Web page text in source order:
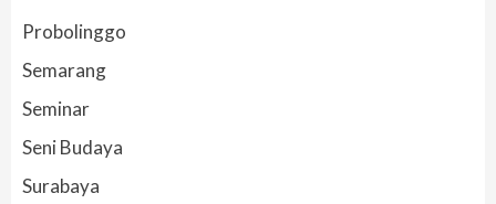
Probolinggo
Semarang
Seminar
Seni Budaya
Surabaya